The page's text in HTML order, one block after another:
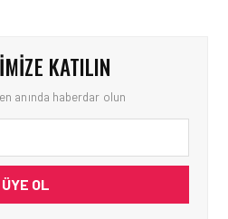
KATILIN
anında haberdar olun
ÜYE OL